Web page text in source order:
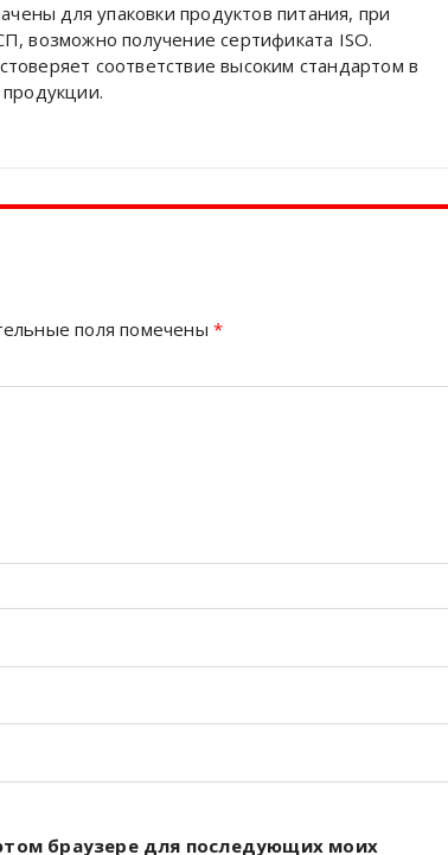
для упаковки продуктов питания, при
возможно получение сертификата ISO.
соответствие высоким стандартом в
поля помечены*
браузере для последующих моих